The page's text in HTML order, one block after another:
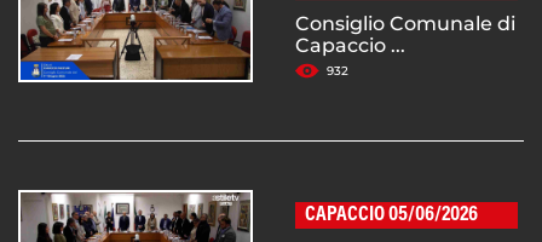
Consiglio Comunale di
Capaccio ...
932
CAPACCIO 05/06/2026